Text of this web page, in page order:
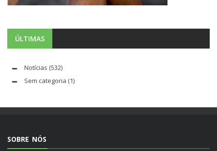
ÚLTIMAS
Notícias (532)
Sem categoria (1)
SOBRE NÓS